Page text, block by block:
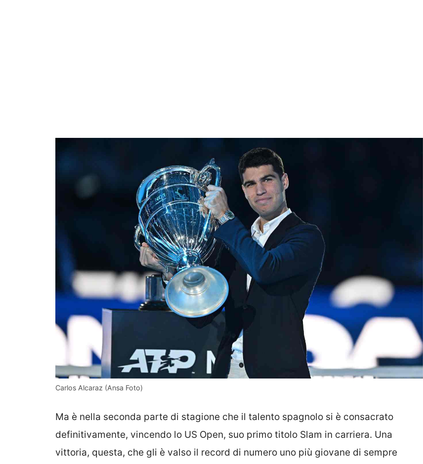
Carlos Alcaraz (Ansa Foto)
Ma è nella seconda parte di stagione che il talento spagnolo si è consacrato
definitivamente, vincendo lo US Open, suo primo titolo Slam in carriera. Una
vittoria, questa, che gli è valso il record di numero uno più giovane di sempre